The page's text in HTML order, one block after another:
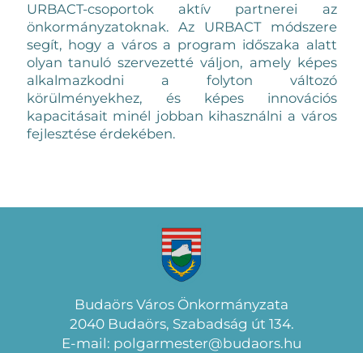
URBACT-csoportok aktív partnerei az
önkormányzatoknak. Az URBACT módszere
segít, hogy a város a program időszaka alatt
olyan tanuló szervezetté váljon, amely képes
alkalmazkodni a folyton változó
körülményekhez, és képes innovációs
kapacitásait minél jobban kihasználni a város
fejlesztése érdekében.
Budaörs Város Önkormányzata
2040 Budaörs, Szabadság út 134.
E-mail: polgarmester@budaors.hu